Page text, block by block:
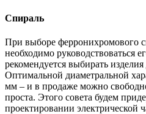
Спираль
При выборе ферронихромового
необходимо руководствоваться
рекомендуется выбирать
Оптимальной диаметральной
мм – и в продаже можно
проста. Этого совета будем
проектировании электрической